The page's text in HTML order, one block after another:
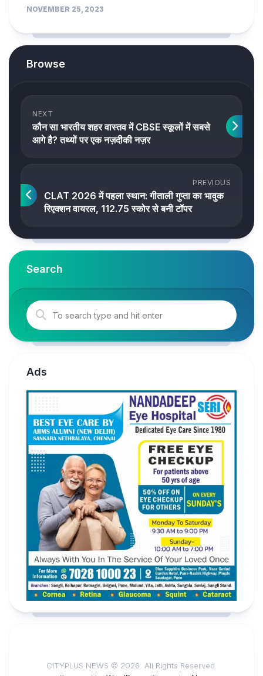
NOVEMBER 25, 2023
Browse
NEXT
कौन सा भारतीय शहर वास्तव में CBSE स्कूलों में सबसे
आगे है? तथ्यों पर एक नज़दीकी नज़र
PREVIOUS
CLAT 2026 में पहला स्थान: गीताली गुप्ता का भावुक
रिएक्शन वायरल, 112.75 स्कोर से बनी टॉपर
Search
Ads
CITYPLUS NEWS © 2026. All Rights Reserved.